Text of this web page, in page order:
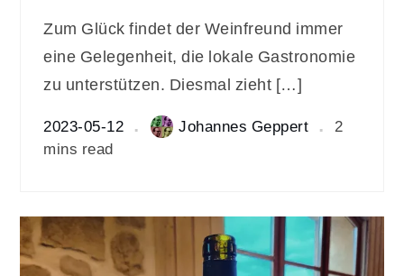
Zum Glück findet der Weinfreund immer
eine Gelegenheit, die lokale Gastronomie
zu unterstützen. Diesmal zieht […]
2023-05-12 Johannes Geppert
2
mins read